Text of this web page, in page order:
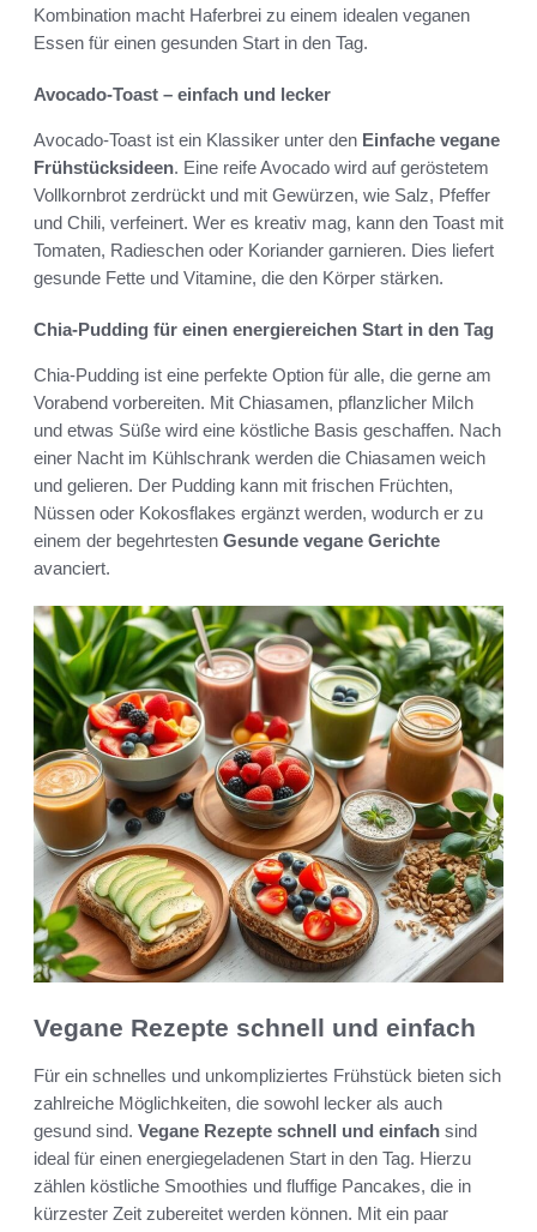
Kombination macht Haferbrei zu einem idealen veganen
Essen für einen gesunden Start in den Tag.
Avocado-Toast – einfach und lecker
Avocado-Toast ist ein Klassiker unter den Einfache vegane
Frühstücksideen. Eine reife Avocado wird auf geröstetem
Vollkornbrot zerdrückt und mit Gewürzen, wie Salz, Pfeffer
und Chili, verfeinert. Wer es kreativ mag, kann den Toast mit
Tomaten, Radieschen oder Koriander garnieren. Dies liefert
gesunde Fette und Vitamine, die den Körper stärken.
Chia-Pudding für einen energiereichen Start in den Tag
Chia-Pudding ist eine perfekte Option für alle, die gerne am
Vorabend vorbereiten. Mit Chiasamen, pflanzlicher Milch
und etwas Süße wird eine köstliche Basis geschaffen. Nach
einer Nacht im Kühlschrank werden die Chiasamen weich
und gelieren. Der Pudding kann mit frischen Früchten,
Nüssen oder Kokosflakes ergänzt werden, wodurch er zu
einem der begehrtesten Gesunde vegane Gerichte
avanciert.
Vegane Rezepte schnell und einfach
Für ein schnelles und unkompliziertes Frühstück bieten sich
zahlreiche Möglichkeiten, die sowohl lecker als auch
gesund sind. Vegane Rezepte schnell und einfach sind
ideal für einen energiegeladenen Start in den Tag. Hierzu
zählen köstliche Smoothies und fluffige Pancakes, die in
kürzester Zeit zubereitet werden können. Mit ein paar